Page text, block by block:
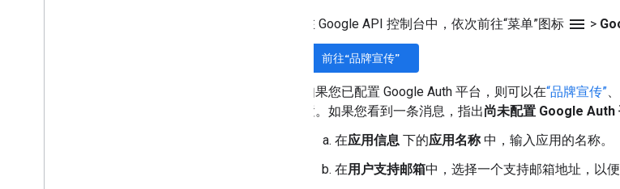
在 Google API 控制台中，依次前往“菜单”图标 menu >
前往“品牌宣传”
如果您已配置 Google Auth 平台，则可以在“品牌宣传”、
置。如果您看到一条消息，指出尚未配置 Google Auth
在应用信息 下的应用名称中，输入应用的名称。
在用户支持邮箱中，选择一个支持邮箱地址，以